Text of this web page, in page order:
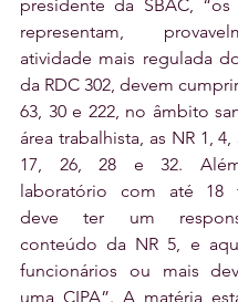
presidente da SBAC, “os
representam,
atividade mais regulada
da RDC 302, devem cumprir
63, 30 e 222, no âmbito
área trabalhista, as NR 1, 4,
17, 26, 28 e 32.
laboratório com até 18
deve ter um
conteúdo da NR 5, e
funcionários ou mais